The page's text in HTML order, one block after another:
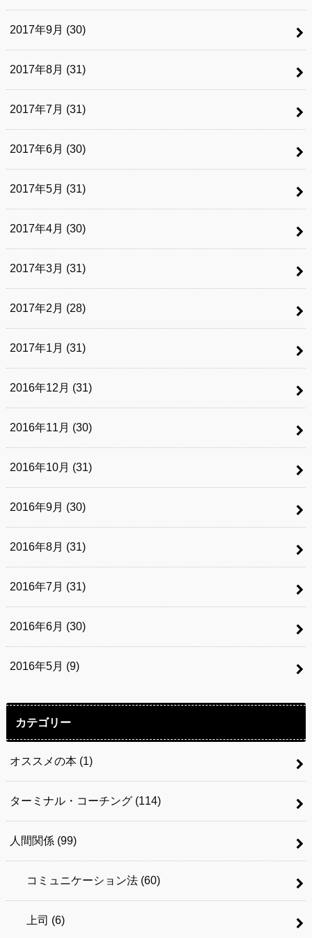
2017年9月 (30)
2017年8月 (31)
2017年7月 (31)
2017年6月 (30)
2017年5月 (31)
2017年4月 (30)
2017年3月 (31)
2017年2月 (28)
2017年1月 (31)
2016年12月 (31)
2016年11月 (30)
2016年10月 (31)
2016年9月 (30)
2016年8月 (31)
2016年7月 (31)
2016年6月 (30)
2016年5月 (9)
カテゴリー
オススメの本 (1)
ターミナル・コーチング (114)
人間関係 (99)
コミュニケーション法 (60)
上司 (6)